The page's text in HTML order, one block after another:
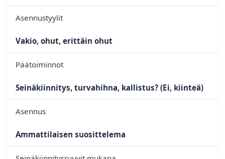
Asennustyylit
Vakio, ohut, erittäin ohut
Päätoiminnot
Seinäkiinnitys, turvahihna, kallistus? (Ei, kiinteä)
Asennus
Ammattilaisen suosittelema